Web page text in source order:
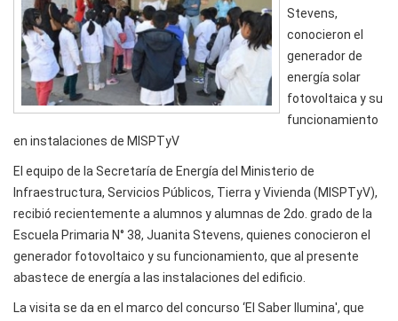
Stevens,
conocieron el
generador de
energía solar
fotovoltaica y su
funcionamiento
en instalaciones de MISPTyV
El equipo de la Secretaría de Energía del Ministerio de
Infraestructura, Servicios Públicos, Tierra y Vivienda (MISPTyV),
recibió recientemente a alumnos y alumnas de 2do. grado de la
Escuela Primaria N° 38, Juanita Stevens, quienes conocieron el
generador fotovoltaico y su funcionamiento, que al presente
abastece de energía a las instalaciones del edificio.
La visita se da en el marco del concurso ‘El Saber Ilumina', que